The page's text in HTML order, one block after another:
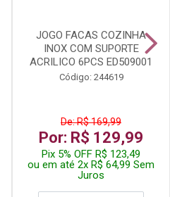
JOGO FACAS COZINHA
INOX COM SUPORTE
ACRILICO 6PCS ED509001
Código: 244619
De: R$ 169,99
Por: R$ 129,99
Pix 5% OFF R$ 123,49
ou em até 2x R$ 64,99 Sem
Juros